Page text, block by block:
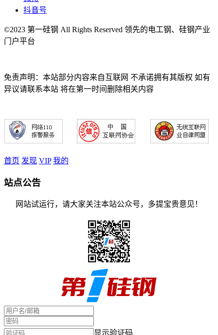
抖音号
©2023 第一硅钢 All Rights Reserved 领先的电工钢、硅钢产业
门户平台
免责声明：本站部分内容来自互联网 不承诺拥有其版权 如有
异议请联系本站 将在第一时间删除相关内容
首页 发现 VIP 我的
站点公告
网站试运行，请大家关注本站公众号，多提宝贵意见！
显示验证码